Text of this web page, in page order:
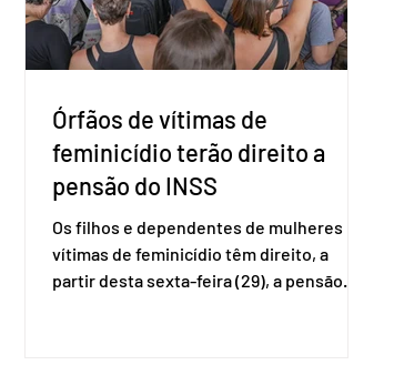
voltará a explic
Órfãos de vítimas de
feminicídio terão direito a
pensão do INSS
Os filhos e dependentes de mulheres
vítimas de feminicídio têm direito, a
partir desta sexta-feira (29), a pensão